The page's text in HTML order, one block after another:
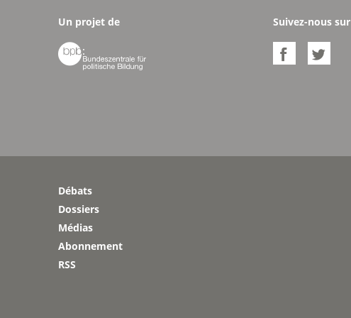
Un projet de

Suivez-nous sur
 
Débats
Dossiers
Médias
Abonnement
RSS